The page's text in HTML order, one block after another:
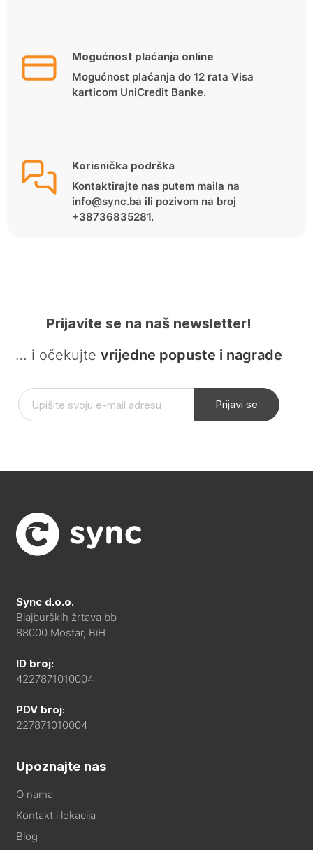
Mogućnost plaćanja online
Mogućnost plaćanja do 12 rata Visa
karticom UniCredit Banke.
Korisnička podrška
Kontaktirajte nas putem maila na
info@sync.ba ili pozivom na broj
+38736835281.
Prijavite se na naš newsletter!
… i očekujte vrijedne popuste i nagrade
Prijavi se
Sync d.o.o.
Blajburških žrtava bb
88000 Mostar, BiH
ID broj:
4227871010004
PDV broj:
227871010004
Upoznajte nas
O nama
Kontakt i lokacija
Blog